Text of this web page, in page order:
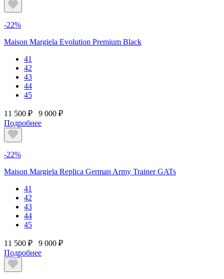
-22%
Maison Margiela Evolution Premium Black
41
42
43
44
45
11 500 ₽
9 000 ₽
Подробнее
-22%
Maison Margiela Replica German Army Trainer GATs
41
42
43
44
45
11 500 ₽
9 000 ₽
Подробнее